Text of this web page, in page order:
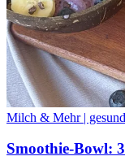
Milch & Mehr |
Smoothie-Bowl: